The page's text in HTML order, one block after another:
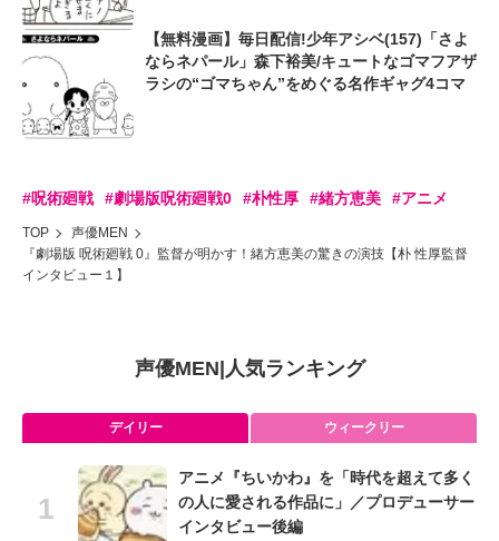
【無料漫画】毎日配信!少年アシベ(157)「さよ
ならネパール」森下裕美/キュートなゴマフアザ
ラシの“ゴマちゃん”をめぐる名作ギャグ4コマ
#呪術廻戦 #劇場版呪術廻戦0 #朴性厚 #緒方恵美 #アニメ
TOP
声優MEN
『劇場版 呪術廻戦 0』監督が明かす！緒方恵美の驚きの演技【朴 性厚監督
インタビュー１】
声優MEN 人気ランキング
デイリー ウィークリー
アニメ『ちいかわ』を「時代を超えて多く
の人に愛される作品に」／プロデューサー
インタビュー後編